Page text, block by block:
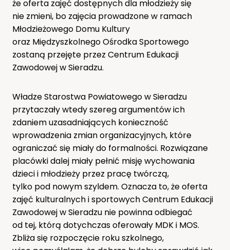
że oferta zajęć dostępnych dla młodzieży się
nie zmieni, bo zajęcia prowadzone w ramach
Młodzieżowego Domu Kultury
oraz Międzyszkolnego Ośrodka Sportowego
zostaną przejęte przez Centrum Edukacji
Zawodowej w Sieradzu.
Władze Starostwa Powiatowego w Sieradzu
przytaczały wtedy szereg argumentów ich
zdaniem uzasadniających konieczność
wprowadzenia zmian organizacyjnych, które
ograniczać się miały do formalności. Rozwiązane
placówki dalej miały pełnić misję wychowania
dzieci i młodzieży przez pracę twórczą,
tylko pod nowym szyldem. Oznacza to, że oferta
zajęć kulturalnych i sportowych Centrum Edukacji
Zawodowej w Sieradzu nie powinna odbiegać
od tej, którą dotychczas oferowały MDK i MOS.
Zbliża się rozpoczęcie roku szkolnego,